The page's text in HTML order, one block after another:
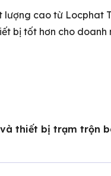
cao từ Locphat
bị tốt hơn cho doanh
thiết bị trạm trộn